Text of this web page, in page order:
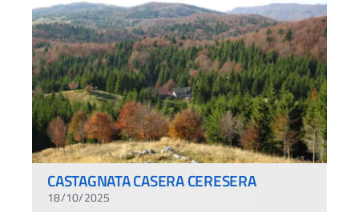
CASTAGNATA CASERA CERESERA
18/10/2025